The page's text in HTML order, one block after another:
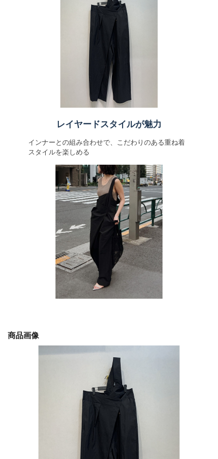
レイヤードスタイルが魅力
インナーとの組み合わせで、こだわりのある重ね着
スタイルを楽しめる
商品画像